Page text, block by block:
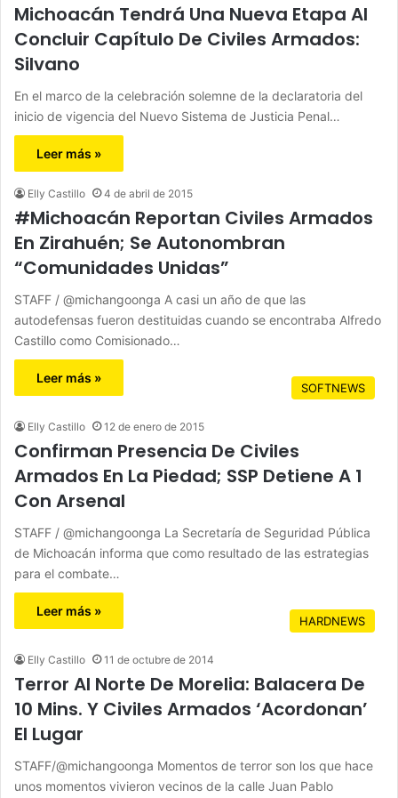
Michoacán Tendrá Una Nueva Etapa Al
Concluir Capítulo De Civiles Armados:
Silvano
En el marco de la celebración solemne de la declaratoria del
inicio de vigencia del Nuevo Sistema de Justicia Penal…
Leer más »
Elly Castillo 4 de abril de 2015
#Michoacán Reportan Civiles Armados
En Zirahuén; Se Autonombran
“Comunidades Unidas”
STAFF / @michangoonga A casi un año de que las
autodefensas fueron destituidas cuando se encontraba Alfredo
Castillo como Comisionado…
Leer más »
SOFTNEWS
Elly Castillo 12 de enero de 2015
Confirman Presencia De Civiles
Armados En La Piedad; SSP Detiene A 1
Con Arsenal
STAFF / @michangoonga La Secretaría de Seguridad Pública
de Michoacán informa que como resultado de las estrategias
para el combate…
Leer más »
HARDNEWS
Elly Castillo 11 de octubre de 2014
Terror Al Norte De Morelia: Balacera De
10 Mins. Y Civiles Armados ‘Acordonan’
El Lugar
STAFF/@michangoonga Momentos de terror son los que hace
unos momentos vivieron vecinos de la calle Juan Pablo